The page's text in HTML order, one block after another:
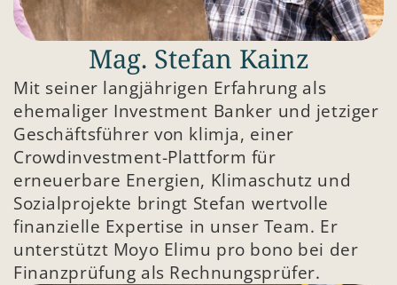
Mag. Stefan Kainz
Mit seiner langjährigen Erfahrung als
ehemaliger Investment Banker und jetziger
Geschäftsführer von klimja, einer
Crowdinvestment-Plattform für
erneuerbare Energien, Klimaschutz und
Sozialprojekte bringt Stefan wertvolle
finanzielle Expertise in unser Team. Er
unterstützt Moyo Elimu pro bono bei der
Finanzprüfung als Rechnungsprüfer.